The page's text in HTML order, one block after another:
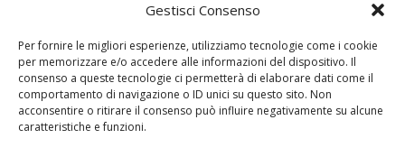
Gestisci Consenso
Per fornire le migliori esperienze, utilizziamo tecnologie come i cookie
per memorizzare e/o accedere alle informazioni del dispositivo. Il
consenso a queste tecnologie ci permetterà di elaborare dati come il
comportamento di navigazione o ID unici su questo sito. Non
acconsentire o ritirare il consenso può influire negativamente su alcune
caratteristiche e funzioni.
byEco Admin 26 Aprile 2016 0 0
No image description ...